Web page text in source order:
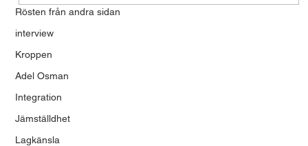
Rösten från andra sidan
interview
Kroppen
Adel Osman
Integration
Jämställdhet
Lagkänsla
Talande kvinnor och tystnadens
tyranni